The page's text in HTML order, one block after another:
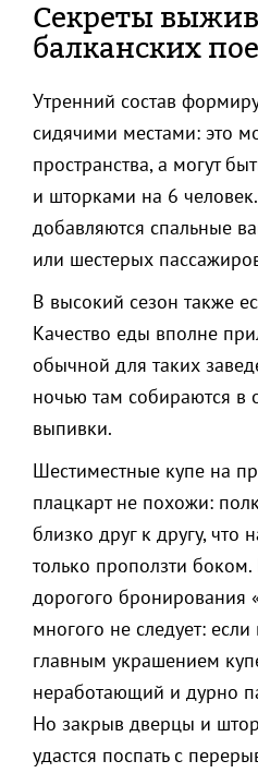
Секреты
балканских
Утренний состав
сидячими местами: это
пространства, а могут
и шторками на 6
добавляются спальные
или шестерых
В высокий сезон также
Качество еды вполне
обычной для таких
ночью там собираются в
выпивки.
Шестиместные купе на
плацкарт не похожи:
близко друг к другу, что
только проползти
дорогого бронирования
многого не следует:
главным украшением
неработающий и дурно
Но закрыв дверцы и
удастся поспать с